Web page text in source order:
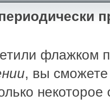
флажком
, вы